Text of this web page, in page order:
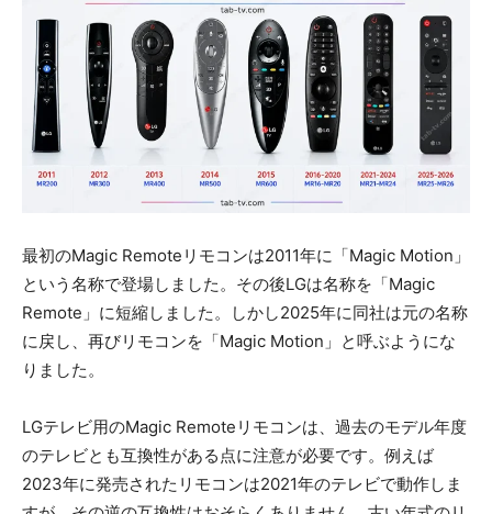
最初のMagic Remoteリモコンは2011年に「Magic Motion」
という名称で登場しました。その後LGは名称を「Magic
Remote」に短縮しました。しかし2025年に同社は元の名称
に戻し、再びリモコンを「Magic Motion」と呼ぶようにな
りました。
LGテレビ用のMagic Remoteリモコンは、過去のモデル年度
のテレビとも互換性がある点に注意が必要です。例えば
2023年に発売されたリモコンは2021年のテレビで動作しま